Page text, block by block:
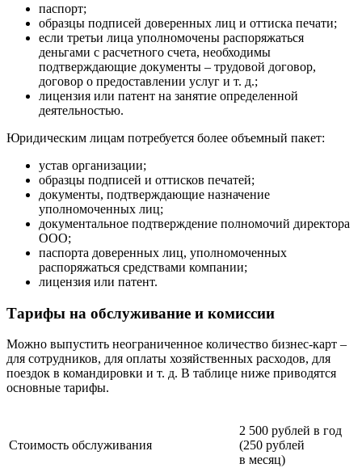
паспорт;
образцы подписей доверенных лиц и оттиска печати;
если третьи лица уполномочены распоряжаться
деньгами с расчетного счета, необходимы
подтверждающие документы – трудовой договор,
договор о предоставлении услуг и т. д.;
лицензия или патент на занятие определенной
деятельностью.
Юридическим лицам потребуется более объемный пакет:
устав организации;
образцы подписей и оттисков печатей;
документы, подтверждающие назначение
уполномоченных лиц;
документальное подтверждение полномочий директора
ООО;
паспорта доверенных лиц, уполномоченных
распоряжаться средствами компании;
лицензия или патент.
Тарифы на обслуживание и комиссии
Можно выпустить неограниченное количество бизнес-карт –
для сотрудников, для оплаты хозяйственных расходов, для
поездок в командировки и т. д. В таблице ниже приводятся
основные тарифы.
Стоимость обслуживания
2 500 рублей в год
(250 рублей
в месяц)